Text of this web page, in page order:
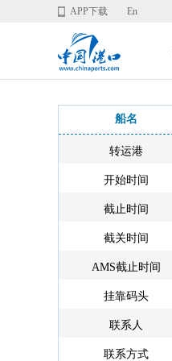
APP下载 En
船名
转运港
开始时间
截止时间
截关时间
AMS截止时间
挂靠码头
联系人
联系方式